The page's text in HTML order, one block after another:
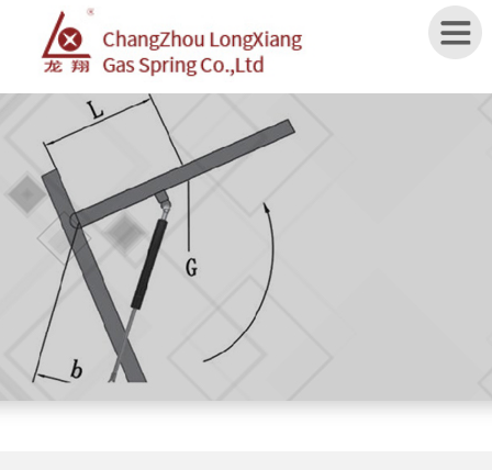
Home
ABOUT
US
PRODUCTS
APPLICATION
SPECIFICATION